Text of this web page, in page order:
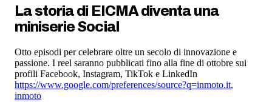
La storia di EICMA diventa una
miniserie Social
Otto episodi per celebrare oltre un secolo di innovazione e
passione. I reel saranno pubblicati fino alla fine di ottobre sui
profili Facebook, Instagram, TikTok e LinkedIn
https://www.google.com/preferences/source?q=inmoto.it,
inmoto